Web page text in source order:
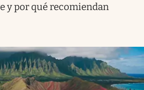
y por qué recomiendan